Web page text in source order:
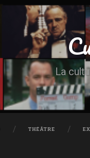
La
THÉÂTRE